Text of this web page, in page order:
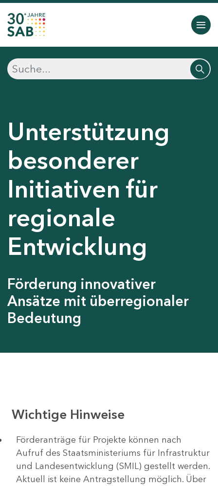
Unterstützung
besonderer
Initiativen für
regionale
Entwicklung
Förderung innovativer
Ansätze mit überregionaler
Bedeutung
Wichtige Hinweise
Förderanträge für Projekte können nach
Aufruf des Staatsministeriums für Infrastruktur
und Landesentwicklung (SMIL) gestellt werden.
Aktuell ist keine Antragstellung möglich. Über